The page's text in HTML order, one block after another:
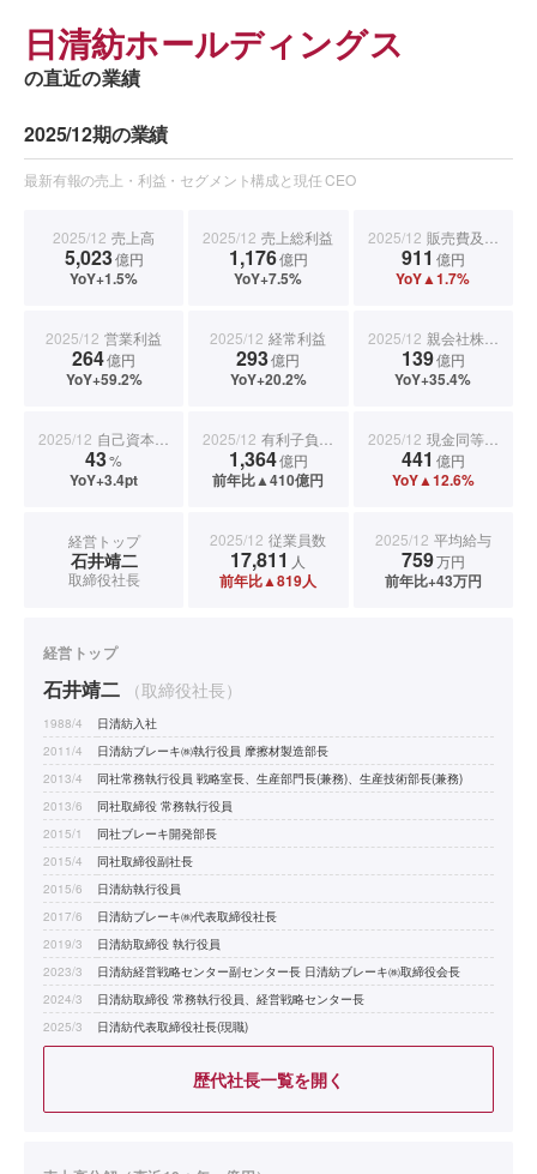
日清紡ホールディングス
の直近の業績
2025/12期の業績
最新有報の売上・利益・セグメント構成と現任 CEO
2025/12 売上高
5,023億円
YoY+1.5%
2025/12 売上総利益
1,176億円
YoY+7.5%
2025/12 販売費及び一般管理費
911 億円
YoY▲1.7%
2025/12 営業利益
264億円
YoY+59.2%
2025/12 経常利益
293億円
YoY+20.2%
2025/12 親会社株主に帰属する当期純利益
139億円
YoY+35.4%
2025/12 自己資本比率
43%
YoY+3.4pt
2025/12 有利子負債合計
1,364億円
前年比▲410億円
2025/12 現金同等物期末残高
441 億円
YoY▲12.6%
経営トップ
石井靖二
取締役社長
2025/12 従業員数
17,811 人
前年比▲819人
2025/12 平均給与
759万円
前年比+43万円
経営トップ
石井靖二 （取締役社長）
1988/4
日清紡入社
2011/4
日清紡ブレーキ㈱執行役員 摩擦材製造部長
2013/4
同社常務執行役員 戦略室長、生産部門長(兼務)、生産技術部長(兼務)
2013/6
同社取締役 常務執行役員
2015/1
同社ブレーキ開発部長
2015/4
同社取締役副社長
2015/6
日清紡執行役員
2017/6
日清紡ブレーキ㈱代表取締役社長
2019/3
日清紡取締役 執行役員
2023/3
日清紡経営戦略センター副センター長 日清紡ブレーキ㈱取締役会長
2024/3
日清紡取締役 常務執行役員、経営戦略センター長
2025/3
日清紡代表取締役社長(現職)
歴代社長一覧を開く